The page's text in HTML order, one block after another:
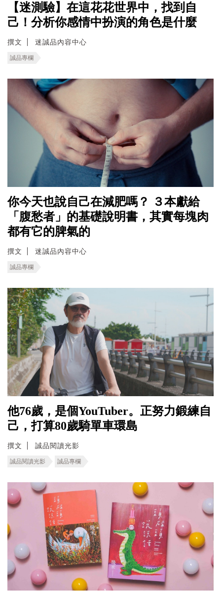
【迷測驗】在這花花世界中，找到自
己！分析你感情中扮演的角色是什麼
撰文 迷誠品內容中心
誠品專欄
你今天也說自己在減肥嗎？ ３本獻給
「腹愁者」的基礎說明書，其實每塊肉
都有它的脾氣的
撰文 迷誠品內容中心
誠品專欄
他76歲，是個YouTuber。正努力鍛練自
己，打算80歲騎單車環島
撰文 誠品閱讀光影
誠品閱讀光影 誠品專欄